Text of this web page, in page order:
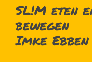
SL!M eten
bewegen
Imke Ebben